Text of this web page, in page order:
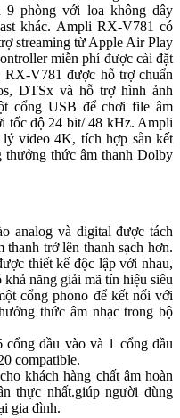
9 phòng với loa không dây
khác. Ampli RX-V781 có
streaming từ Apple Air Play
miễn phí được cài đặt
RX-V781 được hỗ trợ chuẩn
DTSx và hỗ trợ hình ảnh
cổng USB để chơi file âm
tốc độ 24 bit/ 48 kHz. Ampli
video 4K, tích hợp sẵn kết
thức âm thanh Dolby
analog và digital được tách
trở lên thanh sạch hơn.
thiết kế độc lập với nhau,
năng giải mã tín hiệu siêu
cổng phono để kết nối với
thức âm nhạc trong bộ
đầu vào và 1 cổng đầu
compatible.
khách hàng chất âm hoàn
thực nhất.giúp người dùng
gia đình.